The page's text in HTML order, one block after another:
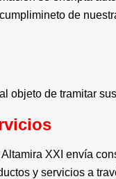
de
objeto de tramitar
XXI envía
y servicios a